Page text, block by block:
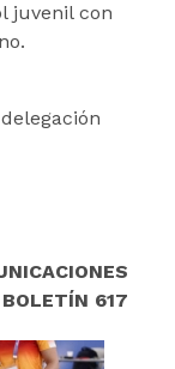
juvenil con
617